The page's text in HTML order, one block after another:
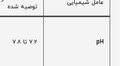
عامل شیمیایی
توصیه شده
pH ۷.۲ تا ۷.۸